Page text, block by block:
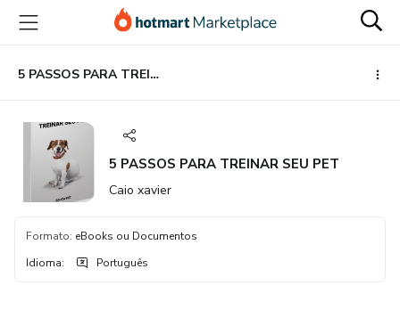
para
conteúdo
principal
para
pagamento
para
rodapé
5 PASSOS PARA TREINAR SEU PET
5 PASSOS PARA TREINAR SEU PET
Caio xavier
Formato: eBooks ou Documentos
Idioma: Português